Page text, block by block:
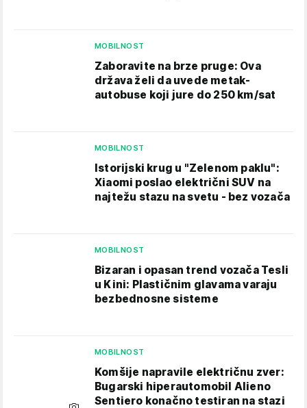
MOBILNOST
Zaboravite na brze pruge: Ova
država želi da uvede metak-
autobuse koji jure do 250 km/sat
MOBILNOST
Istorijski krug u "Zelenom paklu":
Xiaomi poslao električni SUV na
najtežu stazu na svetu - bez vozača
MOBILNOST
Bizaran i opasan trend vozača Tesli
u Kini: Plastičnim glavama varaju
bezbednosne sisteme
MOBILNOST
Komšije napravile električnu zver:
Bugarski hiperautomobil Alieno
Sentiero konačno testiran na stazi